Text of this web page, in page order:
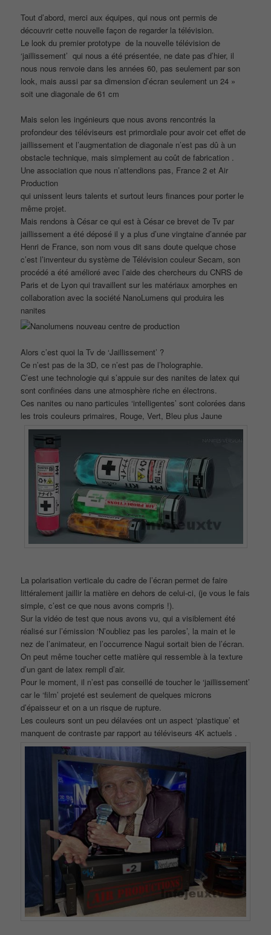
Tout d’abord, merci aux équipes, qui nous ont permis de
découvrir cette nouvelle façon de regarder la télévision.
Le look du premier prototype de la nouvelle télévision de
‘jaillissement’ qui nous a été présentée, ne date pas d’hier, il
nous nous renvoie dans les années 60, pas seulement par son
look, mais aussi par sa dimension d’écran seulement un 24 »
soit une diagonale de 61 cm
Mais selon les ingénieurs que nous avons rencontrés la
profondeur des téléviseurs est primordiale pour avoir cet effet de
jaillissement et l’augmentation de diagonale n’est pas dû à un
obstacle technique, mais simplement au coût de fabrication .
Une association que nous n’attendions pas, France 2 et Air
Production
qui unissent leurs talents et surtout leurs finances pour porter le
même projet.
Mais rendons à César ce qui est à César ce brevet de Tv par
jaillissement a été déposé il y a plus d’une vingtaine d’année par
Henri de France, son nom vous dit sans doute quelque chose
c’est l’inventeur du système de Télévision couleur Secam, son
procédé a été amélioré avec l’aide des chercheurs du CNRS de
Paris et de Lyon qui travaillent sur les matériaux amorphes en
collaboration avec la société NanoLumens qui produira les
nanites
Alors c’est quoi la Tv de ‘Jaillissement’ ?
Ce n’est pas de la 3D, ce n’est pas de l’holographie.
C’est une technologie qui s’appuie sur des nanites de latex qui
sont confinées dans une atmosphère riche en électrons.
Ces nanites ou nano particules ‘intelligentes’ sont colorées dans
les trois couleurs primaires, Rouge, Vert, Bleu plus Jaune
La polarisation verticale du cadre de l’écran permet de faire
littéralement jaillir la matière en dehors de celui-ci, (je vous le fais
simple, c’est ce que nous avons compris !).
Sur la vidéo de test que nous avons vu, qui a visiblement été
réalisé sur l’émission ‘N’oubliez pas les paroles’, la main et le
nez de l’animateur, en l’occurrence Nagui sortait bien de l’écran.
On peut même toucher cette matière qui ressemble à la texture
d’un gant de latex rempli d’air.
Pour le moment, il n’est pas conseillé de toucher le ‘jaillissement’
car le ‘film’ projeté est seulement de quelques microns
d’épaisseur et on a un risque de rupture.
Les couleurs sont un peu délavées ont un aspect ‘plastique’ et
manquent de contraste par rapport au téléviseurs 4K actuels .